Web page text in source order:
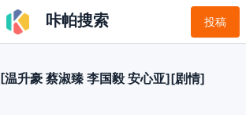
咔帕搜索 投稿
升豪 蔡淑臻 李国毅 安心亚][剧情]